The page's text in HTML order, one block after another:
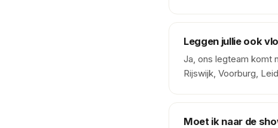
Leggen jullie ook
Ja, ons legteam komt
Rijswijk, Voorburg,
Moet ik naar de